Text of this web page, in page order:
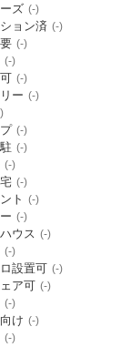
ズ (-)
ョン済 (-)
(-)
(-)
(-)
ー (-)
(-)
(-)
(-)
(-)
ト (-)
(-)
ウス (-)
(-)
設置可 (-)
ア可 (-)
(-)
け (-)
(-)